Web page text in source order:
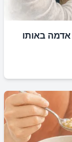
באותו